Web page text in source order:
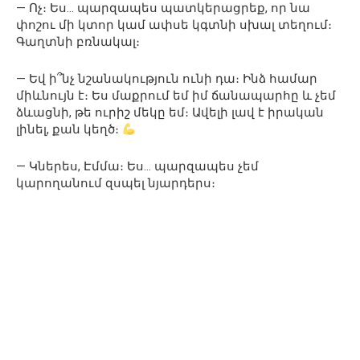
— Ոչ։ Ես… պարզապես պատկերացրեք, որ նա
փոշու մի կտոր կամ ափսե կգտնի սխալ տեղում։
Գաղտնի բռնակալ։
— Եվ ի՞նչ նշանակություն ունի դա։ Ինձ համար
միևնույն է։ Ես մաքրում եմ իմ ճանապարհը և չեմ
ձևացնի, թե ուրիշ մեկը եմ։ Ավելի լավ է իրական
լինել, քան կեղծ։
— Կներես, Էմմա։ Ես… պարզապես չեմ
կարողանում զսպել նյարդերս։